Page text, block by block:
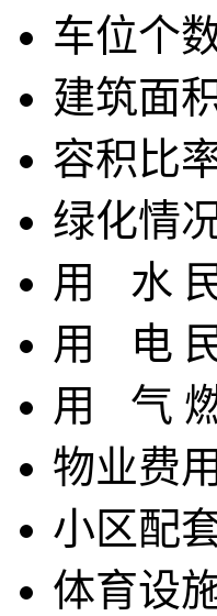
车位个
建筑面
容积比
绿化情
用 水
用
电
用 气
物业费用
小区配
体育设